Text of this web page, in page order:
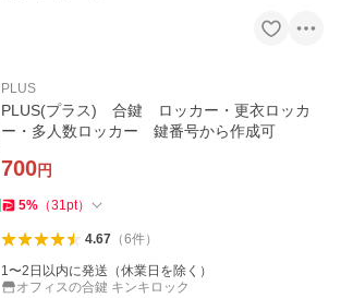
PLUS
PLUS(プラス) 合鍵 ロッカー・更衣ロッカ
ー・多人数ロッカー 鍵番号から作成可
700円
5% （31pt）
4.67（6件）
1〜2日以内に発送（休業日を除く）
オフィスの合鍵 キンキロック